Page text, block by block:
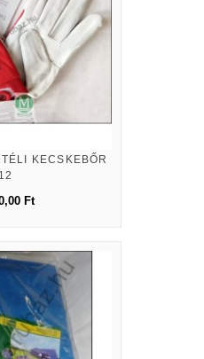
KECSKEBŐR
12
Ft